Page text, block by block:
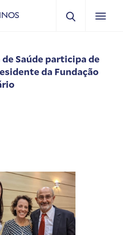
de Saúde participa de
da Fundação